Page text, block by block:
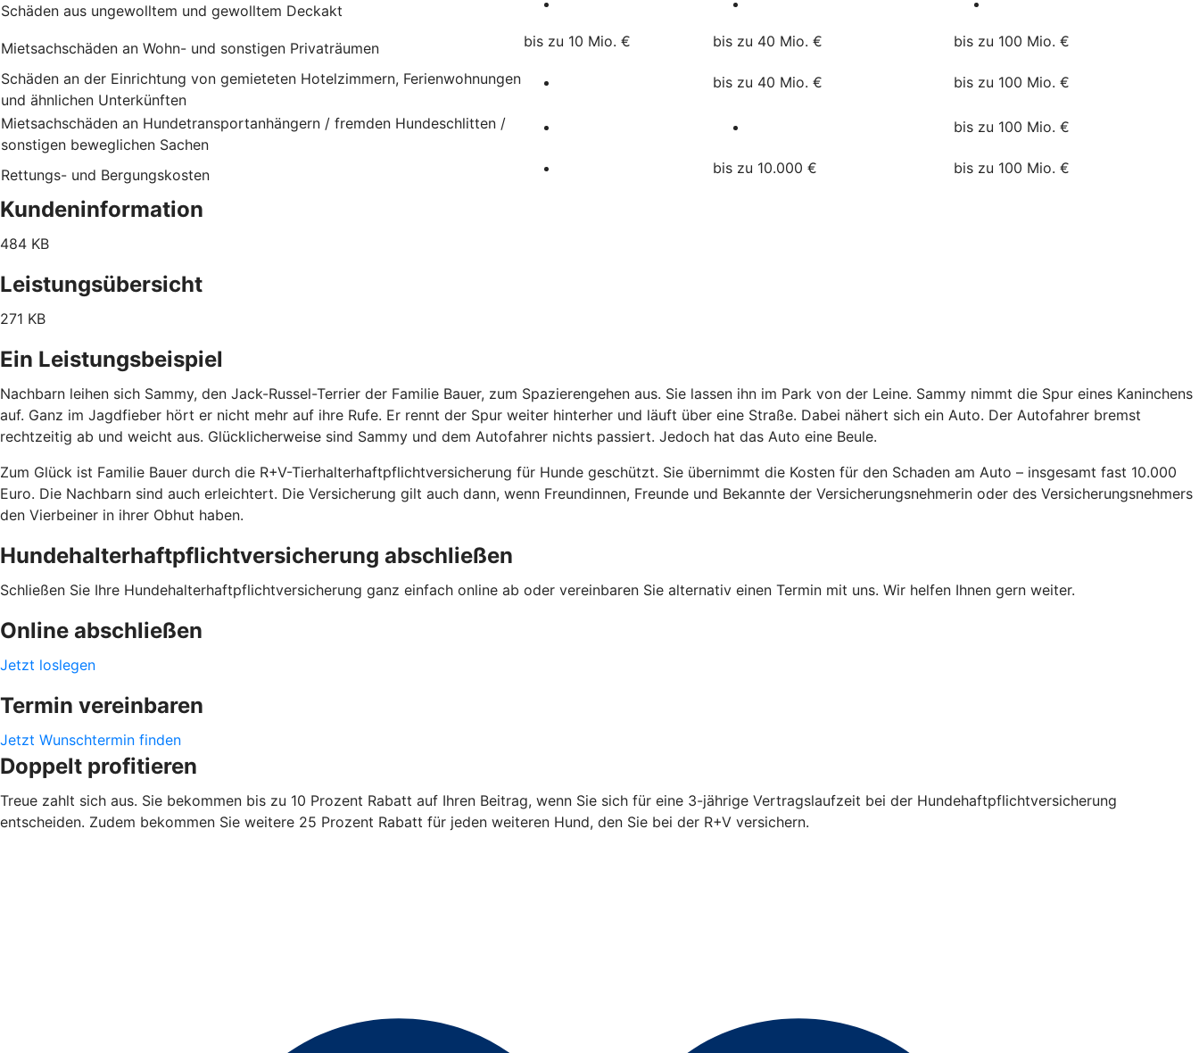
Schäden aus ungewolltem und gewolltem Deckakt
Mietsachschäden an Wohn- und sonstigen Privaträumen bis zu 10 Mio. € bis zu 40 Mio. € bis zu 100 Mio. €
Schäden an der Einrichtung von gemieteten Hotelzimmern, Ferienwohnungen
und ähnlichen Unterkünften
bis zu 40 Mio. € bis zu 100 Mio. €
Mietsachschäden an Hundetransportanhängern / fremden Hundeschlitten /
sonstigen beweglichen Sachen
bis zu 100 Mio. €
Rettungs- und Bergungskosten bis zu 10.000 € bis zu 100 Mio. €
Kundeninformation
484 KB
Leistungsübersicht
271 KB
Ein Leistungsbeispiel
Nachbarn leihen sich Sammy, den Jack-Russel-Terrier der Familie Bauer, zum Spazierengehen aus. Sie lassen ihn im Park von der Leine. Sammy nimmt die Spur eines Kaninchens
auf. Ganz im Jagdfieber hört er nicht mehr auf ihre Rufe. Er rennt der Spur weiter hinterher und läuft über eine Straße. Dabei nähert sich ein Auto. Der Autofahrer bremst
rechtzeitig ab und weicht aus. Glücklicherweise sind Sammy und dem Autofahrer nichts passiert. Jedoch hat das Auto eine Beule.
Zum Glück ist Familie Bauer durch die R+V-Tierhalterhaftpflichtversicherung für Hunde geschützt. Sie übernimmt die Kosten für den Schaden am Auto – insgesamt fast 10.000
Euro. Die Nachbarn sind auch erleichtert. Die Versicherung gilt auch dann, wenn Freundinnen, Freunde und Bekannte der Versicherungsnehmerin oder des Versicherungsnehmers
den Vierbeiner in ihrer Obhut haben.
Hundehalterhaftpflichtversicherung abschließen
Schließen Sie Ihre Hundehalterhaftpflichtversicherung ganz einfach online ab oder vereinbaren Sie alternativ einen Termin mit uns. Wir helfen Ihnen gern weiter.
Online abschließen
Jetzt loslegen
Termin vereinbaren
Jetzt Wunschtermin finden
Doppelt profitieren
Treue zahlt sich aus. Sie bekommen bis zu 10 Prozent Rabatt auf Ihren Beitrag, wenn Sie sich für eine 3-jährige Vertragslaufzeit bei der Hundehaftpflichtversicherung
entscheiden. Zudem bekommen Sie weitere 25 Prozent Rabatt für jeden weiteren Hund, den Sie bei der R+V versichern.